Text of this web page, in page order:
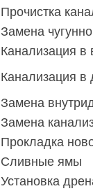
Прочистка
Замена
Канализация в
Канализация в
Замена
Замена
Прокладка
Сливные ямы
Установка